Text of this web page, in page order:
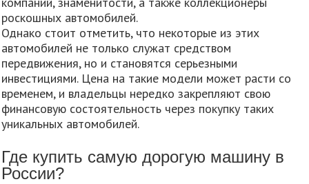
роскошных автомобилей.
Однако стоит отметить, что некоторые из этих
автомобилей не только служат средством
передвижения, но и становятся серьезными
инвестициями. Цена на такие модели может расти со
временем, и владельцы нередко закрепляют свою
финансовую состоятельность через покупку таких
уникальных автомобилей.
Где купить самую дорогую машину в
России?